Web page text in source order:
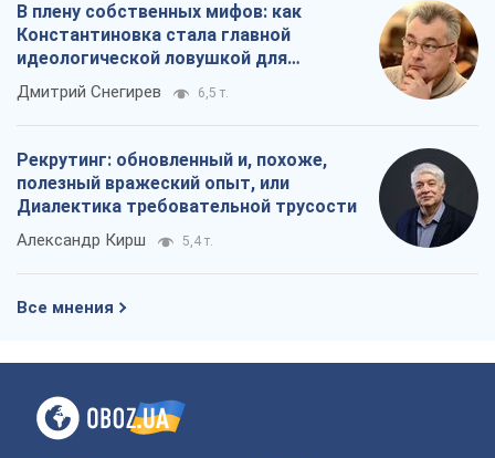
В плену собственных мифов: как
Константиновка стала главной
идеологической ловушкой для
российских оккупантов
Дмитрий Снегирев 6,5 т.
Рекрутинг: обновленный и, похоже,
полезный вражеский опыт, или
Диалектика требовательной трусости
Александр Кирш 5,4 т.
Все мнения